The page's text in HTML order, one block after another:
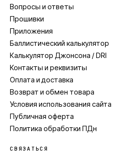
Вопросы и ответы
Прошивки
Приложения
Баллистический калькулятор
Калькулятор Джонсона / DRI
Контакты и реквизиты
Оплата и доставка
Возврат и обмен товара
Условия использования сайта
Публичная оферта
Политика обработки ПДн
СВЯЗАТЬСЯ